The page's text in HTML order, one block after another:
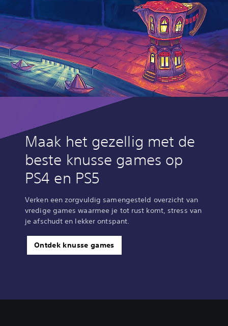
Maak het gezellig met de
beste knusse games op
PS4 en PS5
Verken een zorgvuldig samengesteld overzicht van
vredige games waarmee je tot rust komt, stress van
je afschudt en lekker ontspant.
Ontdek knusse games